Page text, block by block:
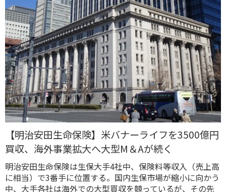
【明治安田生命保険】米バナーライフを3500億円
買収、海外事業拡大へ大型M＆Aが続く
明治安田生命保険は生保大手4社中、保険料等収入（売上高
に相当）で3番手に位置する。国内生保市場が縮小に向かう
中、大手各社は海外での大型買収を競っているが、その先